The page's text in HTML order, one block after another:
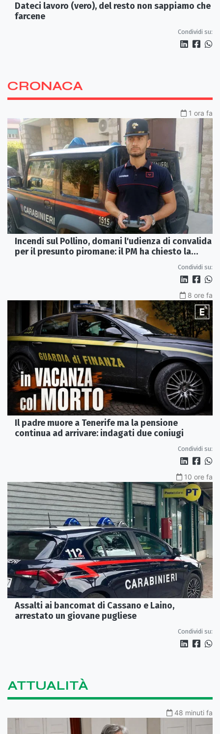
Dateci lavoro (vero), del resto non sappiamo che
farcene
Condividi su:
CRONACA
1 ora fa
Incendi sul Pollino, domani l'udienza di convalida
per il presunto piromane: il PM ha chiesto la
Condividi su:
8 ore fa
Il padre muore a Tenerife ma la pensione
continua ad arrivare: indagati due coniugi
Condividi su:
10 ore fa
Assalti ai bancomat di Cassano e Laino,
arrestato un giovane pugliese
Condividi su:
ATTUALITÀ
48 minuti fa